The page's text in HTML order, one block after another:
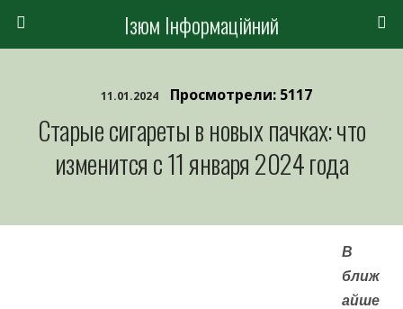
Ізюм Інформаційний
11.01.2024 Просмотрели: 5117
Старые сигареты в новых пачках: что
изменится с 11 января 2024 года
В
ближ
айше